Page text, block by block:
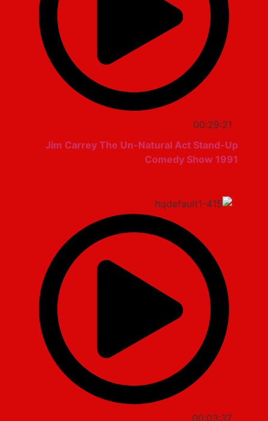
00:29:21
Jim Carrey The Un-Natural Act Stand-Up
Comedy Show 1991
00:03:37